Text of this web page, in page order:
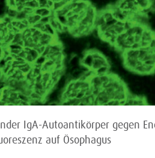
IgA-Autoantikörper gegen
auf Ösophagus